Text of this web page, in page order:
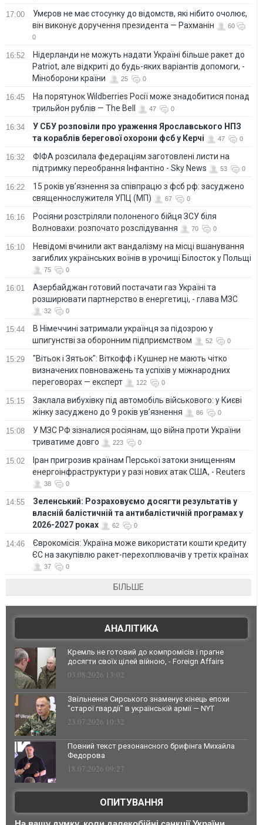
17:00
Умєров не має стосунку до відомств, які нібито очолює,
він виконує доручення президента — Рахманін
60
0
16:52
Нідерланди не можуть надати Україні більше ракет до
Patriot, але відкриті до будь-яких варіантів допомоги, -
Міноборони країни
25 0
16:45
На порятунок Wildberries Росії може знадобитися понад
трильйон рублів — The Bell
47 0
16:34
У СБУ розповіли про ураження Ярославського НПЗ
та кораблів берегової охорони фсб у Керчі
47 0
16:32
ФІФА розсилала федераціям заготовлені листи на
підтримку переобрання Інфантіно - Sky News
53 0
16:22
15 років ув’язнення за співпрацю з фсб рф: засуджено
священнослужителя УПЦ (МП)
67 0
16:16
Росіяни розстріляли полоненого бійця ЗСУ біля
Волновахи: розпочато розслідування
70 0
16:10
Невідомі вчинили акт вандалізму на місці вшанування
загиблих українських воїнів в урочищі Білосток у Польщі
75 0
16:01
Азербайджан готовий постачати газ Україні та
розширювати партнерство в енергетиці, - глава МЗС
32 0
15:44
В Німеччині затримали українця за підозрою у
шпигунстві за оборонним підприємством
52 0
15:29
"Вітьок і Зятьок": Віткофф і Кушнер не мають чітко
визначених повноважень та успіхів у міжнародних
переговорах — експерт
122 0
15:15
Заклала вибухівку під автомобіль військового: у Києві
жінку засуджено до 9 років ув’язнення
86 0
15:08
У МЗС РФ зізналися росіянам, що війна проти України
триватиме довго
223 0
15:02
Іран пригрозив країнам Перської затоки знищенням
енергоінфраструктури у разі нових атак США, - Reuters
38 0
14:55
Зеленський: Розраховуємо досягти результатів у
власній балістичній та антибалістичній програмах у
2026-2027 роках
62 0
14:46
Єврокомісія: Україна може використати кошти кредиту
ЄС на закупівлю ракет-перехоплювачів у третіх країнах
37 0
БІЛЬШЕ
АНАЛІТИКА
Кремль не готовий до компромісів і прагне
досягти своїх цілей війною, - Foreign Affairs
03.08.2026 13:02
Звільнення Сирського знаменує кінець епохи
"старої гвардії" в українській армії — NYT
23.07.2026 10:32
Повний текст резонансного брифінга Михайла
Федорова
18.07.2026 09:27
ОПИТУВАННЯ